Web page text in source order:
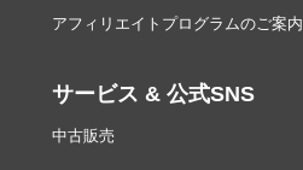
アフィリエイトプログラムのご案内
サービス & 公式SNS
中古販売